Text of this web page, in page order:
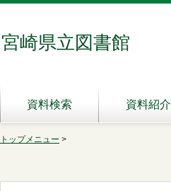
宮崎県立図書館
資料検索 資料紹介
トップメニュー >